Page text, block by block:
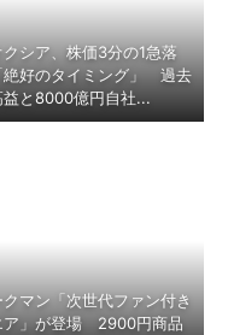
クシア、株価3分の1急落
絶好のタイミング」 過去
益と8000億円自社...
クマン「次世代ファン付き
ア」が登場 2900円商品